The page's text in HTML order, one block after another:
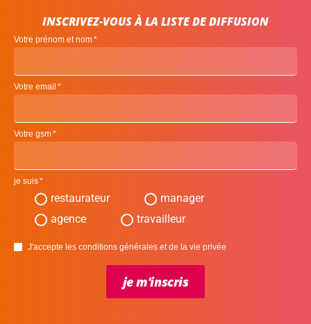
INSCRIVEZ-VOUS À LA LISTE DE DIFFUSION
Votre prénom et nom
Votre email
Votre gsm
je suis
restaurateur
manager
agence
travailleur
J'accepte les conditions générales et de la vie privée
je m'inscris